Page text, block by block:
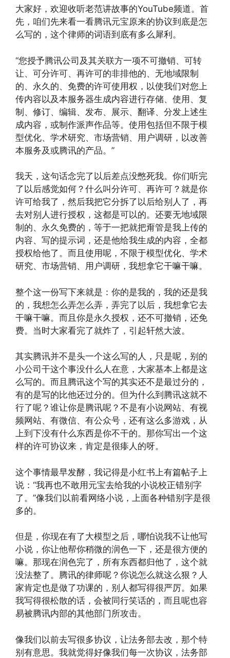
大家好，欢迎收听老范讲故事的YouTube频道。首
先，咱们先来看一看腾讯元宝原来的协议到底是怎
么写的，这个律师的词语到底有多么犀利。
“您授予腾讯公司及其关联方一项不可撤销、可转
让、可分许可、再许可的非排他的、无地域限制
的、永久的、免费的许可使用权，以使我们对您上
传内容以及本服务器生成内容进行存储、使用、复
制、修订、编辑、发布、展示、翻译、分发上述生
成内容，或制作派声作品等。使用包括但不限于模
型优化、学术研究、市场营销、用户调研，以改善
本服务及或腾讯的产品。”
我天，这句话念完了以后差点没憋死我。你们听完
了以后感觉如何？什么叫分许可、再许可？就是你
许可给我了，然后我把它分拆了以后给别人了，再
去对别人进行授权，这都是可以的。还要无地域限
制的、永久免费的，等于一把就把甭管是我上传的
内容、写的提示词，还是他给我生成的内容，全都
授权给他了。而且使用呢，不限于模型优化、学术
研究、市场营销、用户调研，我想拿它干嘛干嘛。
整个这一份写下来就是：你的是我的，我的还是我
的，我想怎么弄怎么弄，弄完了以后，我想拿它去
干嘛干嘛。而且你是永久授权，还不可撤销，还免
费。当时大家看完了就炸了，引起轩然大波。
其实腾讯并不是头一个这么写的人，只是呢，别的
小公司干这个事没什么人在意，大家基本上都是这
么写的。而且腾讯这个写的其实还不是最过分的，
有的是写的比他还过分的。但为什么到腾讯这就不
行了呢？谁让你是腾讯呢？不是有小说网站、有视
频网站、有微信、有公众号，还有这么多游戏，从
上到下没有什么东西是你不干的。那你写出一个这
样的许可协议来，肯定是很瘆人的呀。
这个事情最早发酵，我记得是小红书上有篇帖子上
说：“我再也不敢用元宝去给我的小说校正错别字
了。”像我们以前看网络小说，上面各种错别字是很
多的。
但是，你现在有了大模型之后，哪怕说我不让他写
小说，你让他帮你稍微的润色一下，还是很方便的
嘛。那现在润色完了，所有东西都归他了，这个就
没法整了。腾讯的律师呢？你说怎么就这么狠？人
家肯定也是做了功课的，别人都写得很严厉。如果
我写得很松散的话，会被同行笑话的，而且呢也容
易被腾讯内部的其他部门所攻击。
像我们以前去写很多协议，让法务部去改，那个特
别有意思。我就觉得好像我们每一次协议，法务部